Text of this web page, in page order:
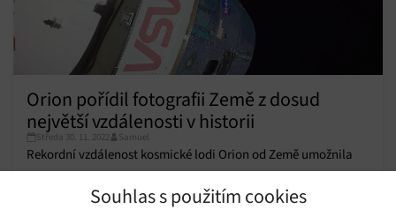
Souhlas s použitím cookies
Orion pořídil fotografii Země z dosud
největší vzdálenosti v historii
Středa 30. 11. 2022 Samuel
Rekordní vzdálenost kosmické lodi Orion od Země umožnila